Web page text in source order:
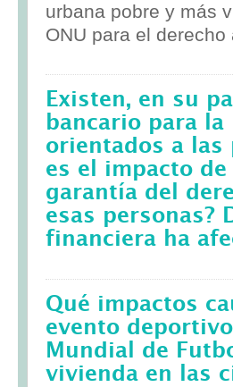
urbana pobre y más
ONU para el derecho
Existen, en su
bancario para
orientados a las
es el impacto
garantía del
esas personas?
financiera ha
Qué impactos
evento
Mundial de
vivienda en las